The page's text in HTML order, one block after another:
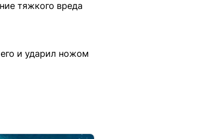
тяжкого вреда
и ударил ножом